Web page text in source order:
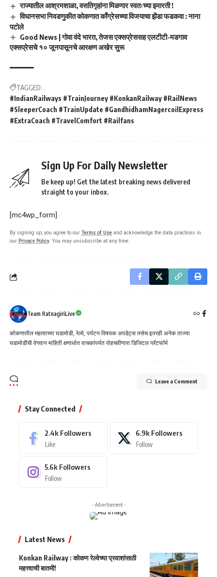
राज्यातील आश्रमशाळा, वसतिगृहांना मिळणार स्वतःच्या इमारती !
विधानसभा निवडणुकीत कोकणात काँग्रेसच्या विजयाचा झेंडा फडकवा : नाना
पटोले
Good News | गोवा वंदे भारत, तेजस एक्सप्रेससह एलटीटी-मडगाव
एक्सप्रेसचे १० जूनपासूनचे आरक्षण अखेर सुरू
TAGGED:
​#IndianRailways ​#TrainJourney ​#KonkanRailway ​#RailNews ​
#SleeperCoach ​#TrainUpdate ​#GandhidhamNagercoilExpress ​
#ExtraCoach ​#TravelComfort ​#Railfans
Sign Up For Daily Newsletter
Be keep up! Get the latest breaking news delivered
straight to your inbox.
[mc4wp_form]
By signing up, you agree to our Terms of Use and acknowledge the data practices in
our Privacy Policy. You may unsubscribe at any time.
Team RatnagiriLive
कोकणातील महत्वाच्या घडामोडी, रेल्वे, पर्यटन विषयक अपडेट्स तसेच इतरही अनेक ताज्या
घडामोडींची वेगवान माहिती क्षणार्धात वाचकांपर्यत पोहचवीणारा डिजिटल प्लॅटफॉर्म
Leave a Comment
Stay Connected
2.4k Followers
Like
6.9k Followers
Follow
5.6k Followers
Follow
- Advertisement -
Latest News
Konkan Railway : कोकण रेल्वेच्या प्रवाशांसाठी
महत्त्वाची बातमी!